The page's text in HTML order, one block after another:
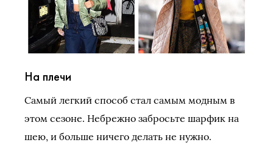
На плечи
Самый легкий способ стал самым модным в
этом сезоне. Небрежно забросьте шарфик на
шею, и больше ничего делать не нужно.